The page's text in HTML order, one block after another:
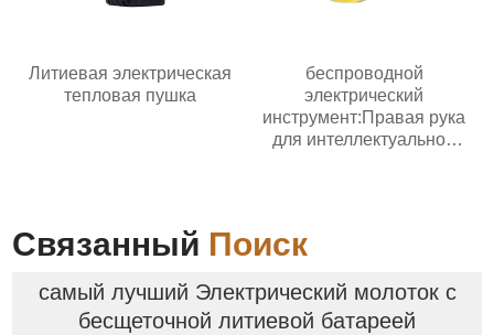
Литиевая электрическая
тепловая пушка
беспроводной
электрический
инструмент:Правая рука
для интеллектуальной
Связанный Поиск
самый лучший Электрический молоток с
бесщеточной литиевой батареей